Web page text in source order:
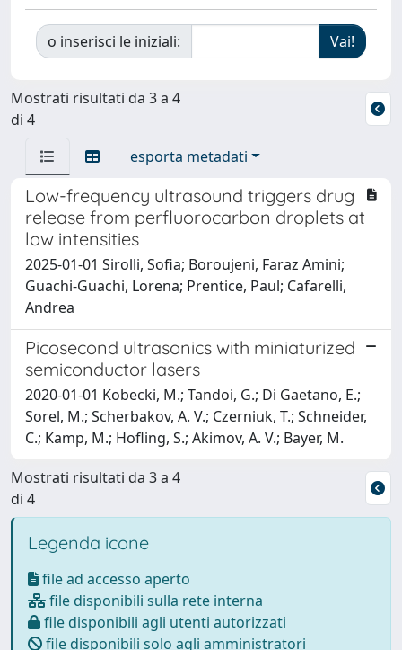
o inserisci le iniziali:
Mostrati risultati da 3 a 4
di 4
esporta metadati
Low-frequency ultrasound triggers drug
release from perfluorocarbon droplets at
low intensities
2025-01-01 Sirolli, Sofia; Boroujeni, Faraz Amini;
Guachi-Guachi, Lorena; Prentice, Paul; Cafarelli,
Andrea
Picosecond ultrasonics with miniaturized
semiconductor lasers
2020-01-01 Kobecki, M.; Tandoi, G.; Di Gaetano, E.;
Sorel, M.; Scherbakov, A. V.; Czerniuk, T.; Schneider,
C.; Kamp, M.; Hofling, S.; Akimov, A. V.; Bayer, M.
Mostrati risultati da 3 a 4
di 4
Legenda icone
file ad accesso aperto
file disponibili sulla rete interna
file disponibili agli utenti autorizzati
file disponibili solo agli amministratori